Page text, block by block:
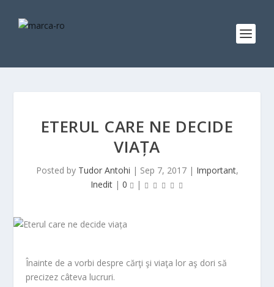
ETERUL CARE NE DECIDE
VIAȚA
Posted by Tudor Antohi | Sep 7, 2017| Important,
Inedit| 0 |
Înainte de a vorbi despre cărţi şi viaţa lor aş dori să
precizez câteva lucruri.